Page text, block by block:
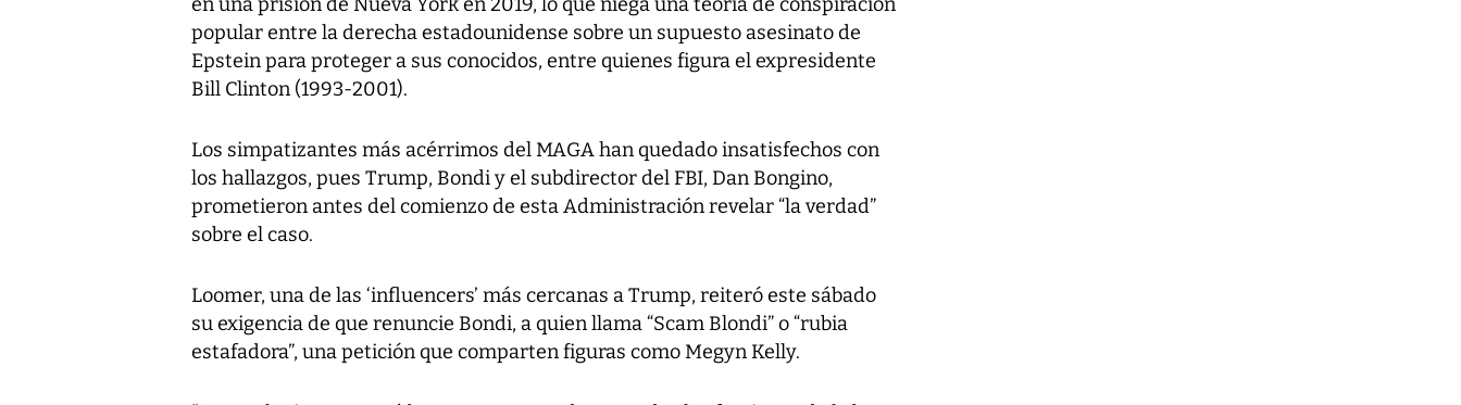
en una prisión de Nueva York en 2019, lo que niega una teoría de conspiración
popular entre la derecha estadounidense sobre un supuesto asesinato de
Epstein para proteger a sus conocidos, entre quienes figura el expresidente
Bill Clinton (1993-2001).
Los simpatizantes más acérrimos del MAGA han quedado insatisfechos con
los hallazgos, pues Trump, Bondi y el subdirector del FBI, Dan Bongino,
prometieron antes del comienzo de esta Administración revelar “la verdad”
sobre el caso.
Loomer, una de las ‘influencers’ más cercanas a Trump, reiteró este sábado
su exigencia de que renuncie Bondi, a quien llama “Scam Blondi” o “rubia
estafadora”, una petición que comparten figuras como Megyn Kelly.